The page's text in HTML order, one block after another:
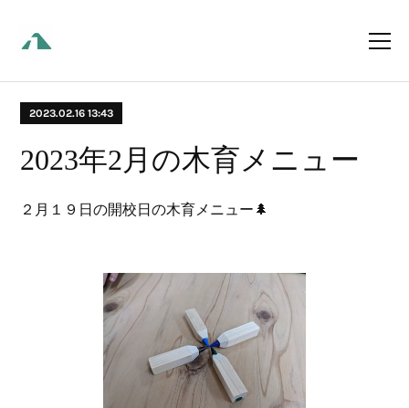
2023.02.16 13:43
2023年2月の木育メニュー
２月１９日の開校日の木育メニュー🌲